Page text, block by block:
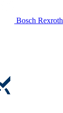
Bosch Rexroth